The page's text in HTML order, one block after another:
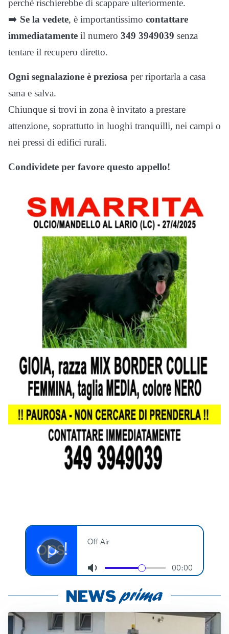
perché rischierebbe di scappare ulteriormente.
➡️ Se la vedete, è importantissimo contattare
immediatamente il numero 349 3949039 senza
tentare il recupero diretto.
Ogni segnalazione è preziosa per riportarla a casa
sana e salva.
Chiunque si trovi in zona è invitato a prestare
attenzione, soprattutto in luoghi tranquilli, nei campi o
nei pressi di edifici rurali.
Condividete per favore questo appello!